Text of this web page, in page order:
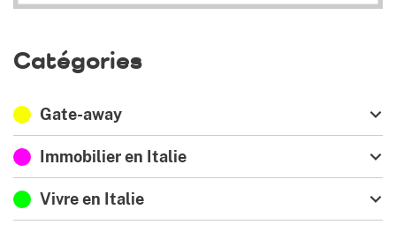
Catégories
Gate-away
Immobilier en Italie
Vivre en Italie